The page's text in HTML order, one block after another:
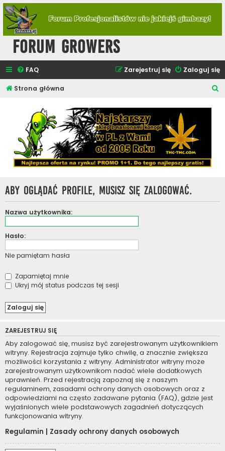
Forum Growers
FAQ Zaloguj się
Zarejestruj się
Strona główna
Aby oglądać profile, musisz się zalogować.
Nazwa użytkownika:
Hasło:
Nie pamiętam hasła
Zapamiętaj mnie
Ukryj mój status podczas tej sesji
ZAREJESTRUJ SIĘ
Aby zalogować się, musisz być zarejestrowanym użytkownikiem
witryny. Rejestracja zajmuje tylko chwilę, a znacznie zwiększa
możliwości korzystania z witryny. Administrator witryny może
zarejestrowanym użytkownikom nadać wiele dodatkowych
uprawnień. Przed rejestracją zapoznaj się z naszym
regulaminem, zasadami ochrony danych osobowych oraz z
odpowiedziami na często zadawane pytania (FAQ), gdzie jest
wyjaśnionych wiele podstawowych zagadnień dotyczących
funkcjonowania witryny.
Regulamin | Zasady ochrony danych osobowych